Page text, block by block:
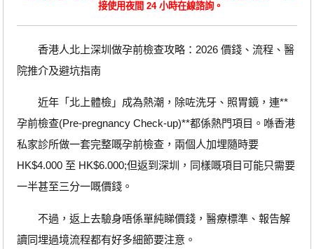
接使用夜間 24 小時在線諮詢。
香港人北上深圳做孕前檢查攻略：2026 價錢、流程、醫
院推介及避坑指南
近年「北上體檢」成為熱潮，除咗洗牙、照胃鏡，連**
孕前檢查(Pre-pregnancy Check-up)**都係熱門項目。喺香港
私家診所做一套完整嘅孕前檢查，兩個人加埋隨時要
HK$4.000 至 HK$6.000;但返到深圳，同樣嘅項目可能只需要
一半甚至三分一嘅價錢。
不過，返上去驗身唔係單純睇價錢，醫療標準、報告解
讀同埋過境流程都有好多細節要注意。